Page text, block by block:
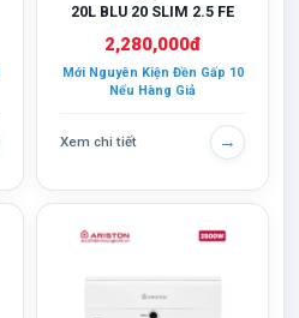
20L BLU 20 SLIM 2.5 FE
2,280,000đ
Mới Nguyên Kiện Đền Gấp 10
Nếu Hàng Giả
Xem chi tiết →